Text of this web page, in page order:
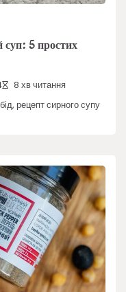
5 простих
8 хв читання
рецепт сирного супу